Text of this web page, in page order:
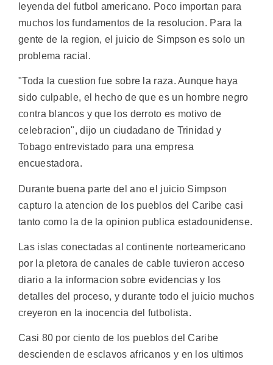
leyenda del futbol americano. Poco importan para
muchos los fundamentos de la resolucion. Para la
gente de la region, el juicio de Simpson es solo un
problema racial.
"Toda la cuestion fue sobre la raza. Aunque haya
sido culpable, el hecho de que es un hombre negro
contra blancos y que los derroto es motivo de
celebracion", dijo un ciudadano de Trinidad y
Tobago entrevistado para una empresa
encuestadora.
Durante buena parte del ano el juicio Simpson
capturo la atencion de los pueblos del Caribe casi
tanto como la de la opinion publica estadounidense.
Las islas conectadas al continente norteamericano
por la pletora de canales de cable tuvieron acceso
diario a la informacion sobre evidencias y los
detalles del proceso, y durante todo el juicio muchos
creyeron en la inocencia del futbolista.
Casi 80 por ciento de los pueblos del Caribe
descienden de esclavos africanos y en los ultimos